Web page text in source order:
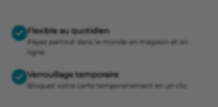
Flexible au quotidien
Payez partout dans le monde en magasin et en
ligne
Verrouillage temporaire
Bloquez votre carte temporairement en un clic